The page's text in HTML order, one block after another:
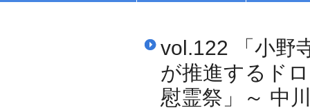
vol.122 「小野
が推進するド
慰霊祭」～ 中